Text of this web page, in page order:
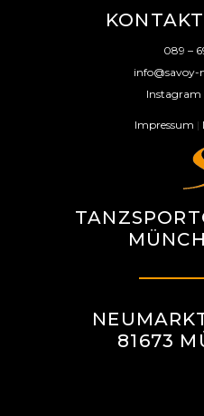
089 –
info@savoy-
Instagram
Impressum |
81673